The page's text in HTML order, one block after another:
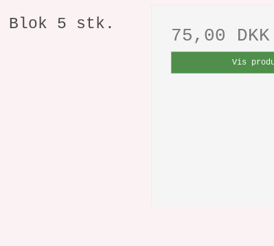
Blok 5 stk.
75,00 DKK
Vis